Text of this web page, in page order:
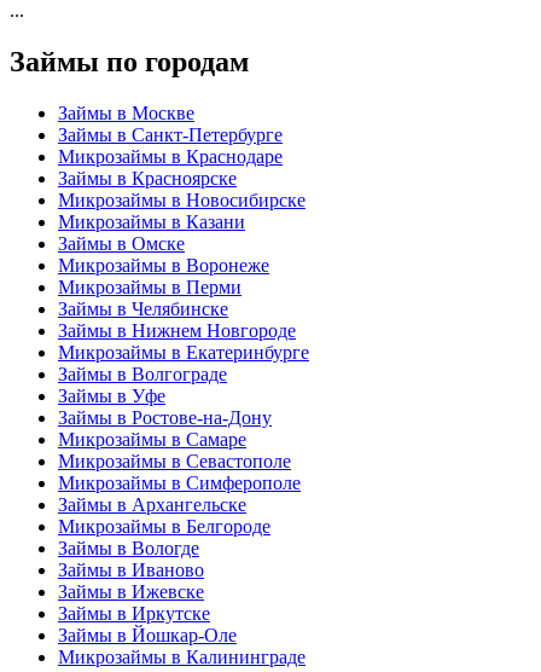
...
Займы по городам
Займы в Москве
Займы в Санкт-Петербурге
Микрозаймы в Краснодаре
Займы в Красноярске
Микрозаймы в Новосибирске
Микрозаймы в Казани
Займы в Омске
Микрозаймы в Воронеже
Микрозаймы в Перми
Займы в Челябинске
Займы в Нижнем Новгороде
Микрозаймы в Екатеринбурге
Займы в Волгограде
Займы в Уфе
Займы в Ростове-на-Дону
Микрозаймы в Самаре
Микрозаймы в Севастополе
Микрозаймы в Симферополе
Займы в Архангельске
Микрозаймы в Белгороде
Займы в Вологде
Займы в Иваново
Займы в Ижевске
Займы в Иркутске
Займы в Йошкар-Оле
Микрозаймы в Калининграде